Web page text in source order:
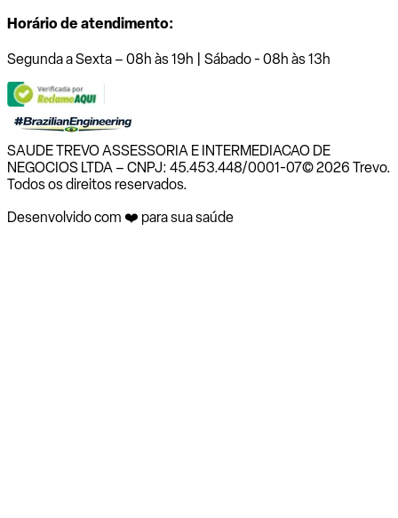
Horário de atendimento:
Segunda a Sexta – 08h às 19h | Sábado - 08h às 13h
SAUDE TREVO ASSESSORIA E INTERMEDIACAO DE
NEGOCIOS LTDA – CNPJ: 45.453.448/0001-07© 2026 Trevo.
Todos os direitos reservados.
Desenvolvido com ❤️ para sua saúde